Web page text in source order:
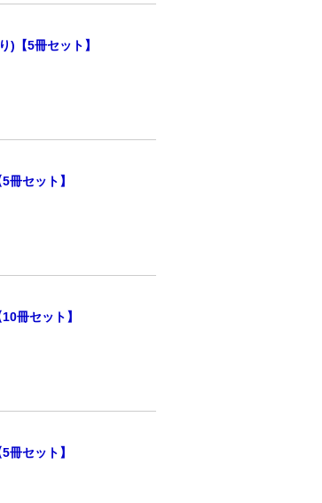
)【5冊セット】
冊セット】
冊セット】
冊セット】